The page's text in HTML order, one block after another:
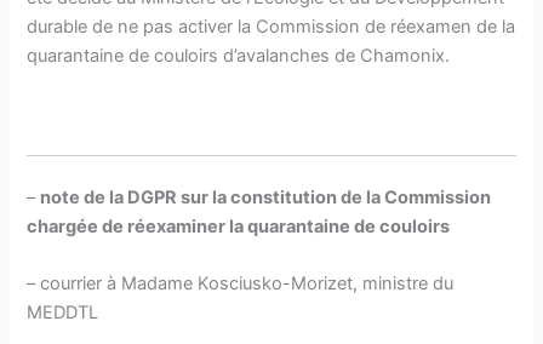
durable de ne pas activer la Commission de réexamen de la
quarantaine de couloirs d’avalanches de Chamonix.
– note de la DGPR sur la constitution de la Commission
chargée de réexaminer la quarantaine de couloirs
– courrier à Madame Kosciusko-Morizet, ministre du
MEDDTL